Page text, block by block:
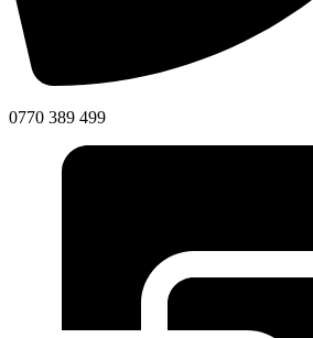
0770 389 499